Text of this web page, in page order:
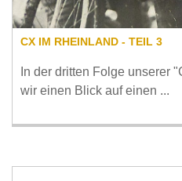
CX IM RHEINLAND - TEIL 3
In der dritten Folge unserer
wir einen Blick auf einen ...